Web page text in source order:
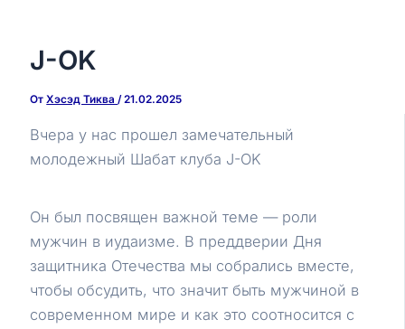
J-OK
ОтХэсэд Тиква/21.02.2025
Вчера у нас прошел замечательный
молодежный Шабат клуба J-OK
Он был посвящен важной теме — роли
мужчин в иудаизме. В преддверии Дня
защитника Отечества мы собрались вместе,
чтобы обсудить, что значит быть мужчиной в
современном мире и как это соотносится с